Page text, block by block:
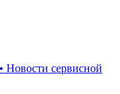
Новости сервисной